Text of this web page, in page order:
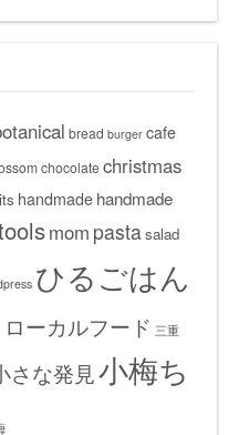
bread burger cafe
chocolatechristmas
handmade handmade
mom pastasalad
ひるごはん
ローカルフード 三重
さな発見小梅ち